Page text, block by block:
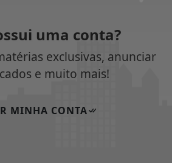
uma conta?
exclusivas, anunciar
e muito mais!
MINHA CONTA